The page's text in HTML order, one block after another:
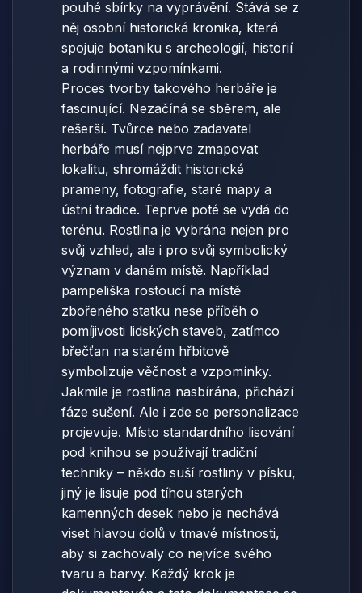
pouhé sbírky na vyprávění. Stává se z
něj osobní historická kronika, která
spojuje botaniku s archeologií, historií
a rodinnými vzpomínkami.
Proces tvorby takového herbáře je
fascinující. Nezačíná se sběrem, ale
rešerší. Tvůrce nebo zadavatel
herbáře musí nejprve zmapovat
lokalitu, shromáždit historické
prameny, fotografie, staré mapy a
ústní tradice. Teprve poté se vydá do
terénu. Rostlina je vybrána nejen pro
svůj vzhled, ale i pro svůj symbolický
význam v daném místě. Například
pampeliška rostoucí na místě
zbořeného statku nese příběh o
pomíjivosti lidských staveb, zatímco
břečťan na starém hřbitově
symbolizuje věčnost a vzpomínky.
Jakmile je rostlina nasbírána, přichází
fáze sušení. Ale i zde se personalizace
projevuje. Místo standardního lisování
pod knihou se používají tradiční
techniky – někdo suší rostliny v písku,
jiný je lisuje pod tíhou starých
kamenných desek nebo je nechává
viset hlavou dolů v tmavé místnosti,
aby si zachovaly co nejvíce svého
tvaru a barvy. Každý krok je